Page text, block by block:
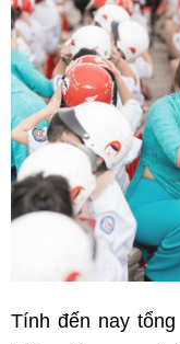
Tính đến nay